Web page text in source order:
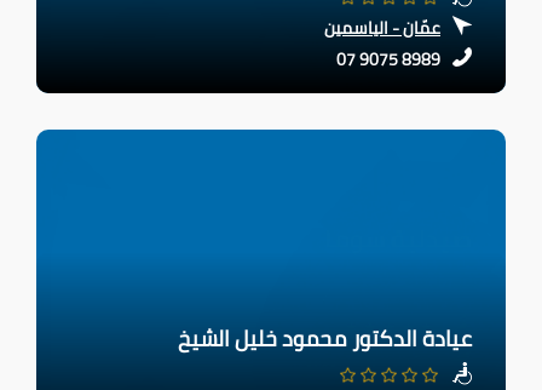
عمّان - الياسمين
07 9075 8989
عيادة الدكتور محمود خليل الشيخ